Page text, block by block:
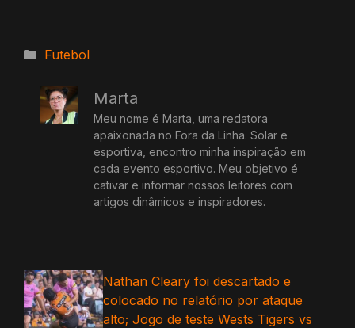
Categorias
Futebol
Marta
Meu nome é Marta, uma redatora
apaixonada no Fora da Linha. Solar e
esportiva, encontro minha inspiração em
cada evento esportivo. Meu objetivo é
cativar e informar nossos leitores com
artigos dinâmicos e inspiradores.
Nathan Cleary foi descartado e
colocado no relatório por ataque
alto; Jogo de teste Wests Tigers vs